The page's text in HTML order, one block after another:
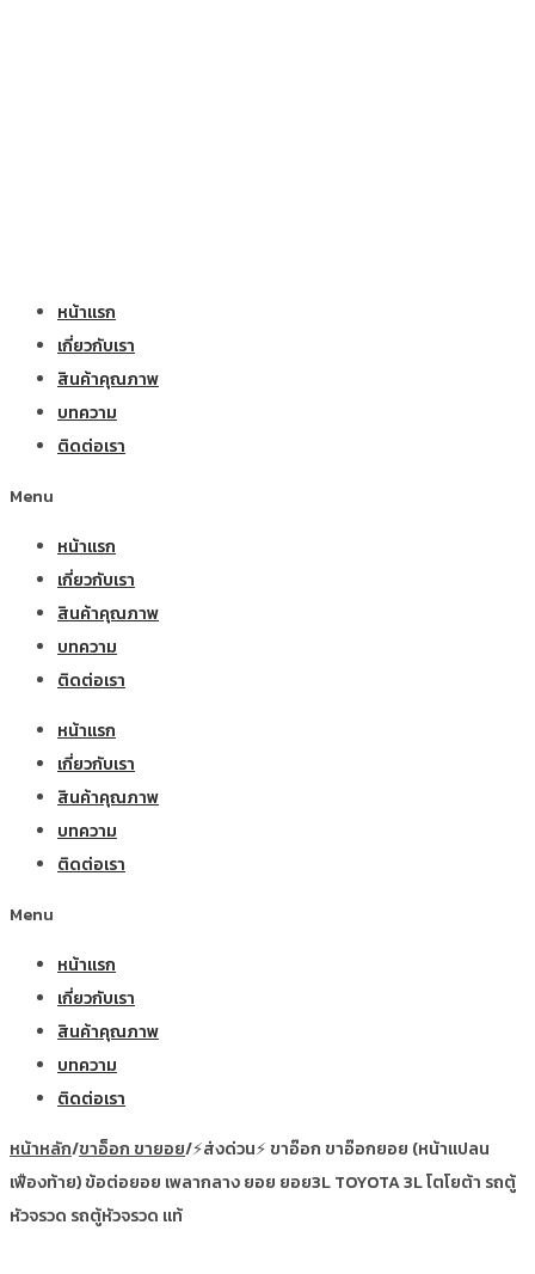
หน้าแรก
เกี่ยวกับเรา
สินค้าคุณภาพ
บทความ
ติดต่อเรา
Menu
หน้าแรก
เกี่ยวกับเรา
สินค้าคุณภาพ
บทความ
ติดต่อเรา
หน้าแรก
เกี่ยวกับเรา
สินค้าคุณภาพ
บทความ
ติดต่อเรา
Menu
หน้าแรก
เกี่ยวกับเรา
สินค้าคุณภาพ
บทความ
ติดต่อเรา
หน้าหลัก/ขาอ็อก ขายอย/⚡ส่งด่วน⚡ ขาอ๊อก ขาอ๊อกยอย (หน้าแปลน
เฟืองท้าย) ข้อต่อยอย เพลากลาง ยอย ยอย3L TOYOTA 3L โตโยต้า รถตู้
หัวจรวด รถตู้หัวจรวด แท้